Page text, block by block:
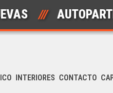
/// AUTOPARTES
INTERIORES CONTACTO